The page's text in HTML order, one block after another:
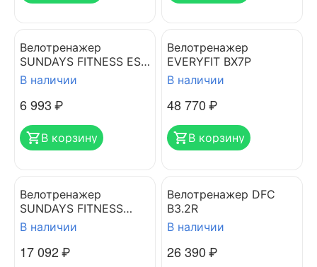
Велотренажер
SUNDAYS FITNESS ES-
8001 красный
В наличии
6 993₽
В корзину
Велотренажер
EVERYFIT BX7P
В наличии
48 770₽
В корзину
Велотренажер
SUNDAYS FITNESS
K8309-6 черный/
В наличии
17 092₽
Велотренажер DFC
B3.2R
В наличии
26 390₽